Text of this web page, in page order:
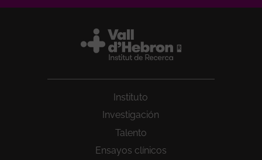
Instituto
Investigación
Talento
Ensayos clínicos